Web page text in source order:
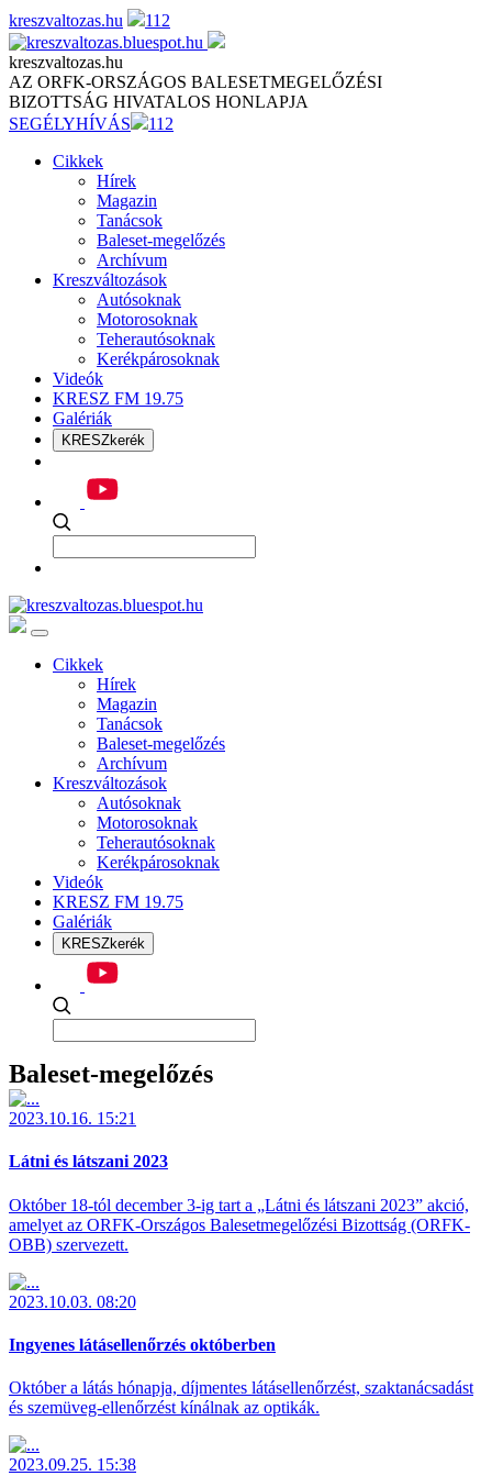
Skip
to
content
kreszvaltozas.hu 112
kreszvaltozas.hu
AZ ORFK-ORSZÁGOS BALESETMEGELŐZÉSI
BIZOTTSÁG HIVATALOS HONLAPJA
SEGÉLYHÍVÁS
112
Cikkek
Hírek
Magazin
Tanácsok
Baleset-megelőzés
Archívum
Kreszváltozások
Autósoknak
Motorosoknak
Teherautósoknak
Kerékpárosoknak
Videók
KRESZ FM 19.75
Galériák
KRESZkerék
Cikkek
Hírek
Magazin
Tanácsok
Baleset-megelőzés
Archívum
Kreszváltozások
Autósoknak
Motorosoknak
Teherautósoknak
Kerékpárosoknak
Videók
KRESZ FM 19.75
Galériák
KRESZkerék
Baleset-megelőzés
2023.10.16. 15:21
Látni és látszani 2023
Október 18-tól december 3-ig tart a „Látni és látszani 2023” akció,
amelyet az ORFK-Országos Balesetmegelőzési Bizottság (ORFK-
OBB) szervezett.
2023.10.03. 08:20
Ingyenes látásellenőrzés októberben
Október a látás hónapja, díjmentes látásellenőrzést, szaktanácsadást
és szemüveg-ellenőrzést kínálnak az optikák.
2023.09.25. 15:38